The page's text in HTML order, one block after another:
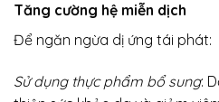
Tăng cường hệ miễn dịch
Để ngăn ngừa dị ứng tái phát:
Sử dụng thực phẩm bổ sung: